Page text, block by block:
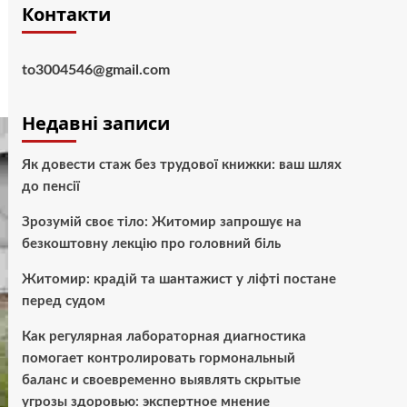
Контакти
to3004546@gmail.com
Недавні записи
Як довести стаж без трудової книжки: ваш шлях
до пенсії
Зрозумій своє тіло: Житомир запрошує на
безкоштовну лекцію про головний біль
Житомир: крадій та шантажист у ліфті постане
перед судом
Как регулярная лабораторная диагностика
помогает контролировать гормональный
баланс и своевременно выявлять скрытые
угрозы здоровью: экспертное мнение